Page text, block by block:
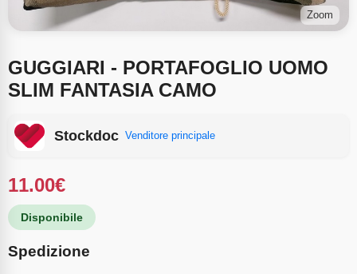
Zoom
GUGGIARI - PORTAFOGLIO UOMO
SLIM FANTASIA CAMO
Stockdoc Venditore principale
11.00€
Disponibile
Spedizione